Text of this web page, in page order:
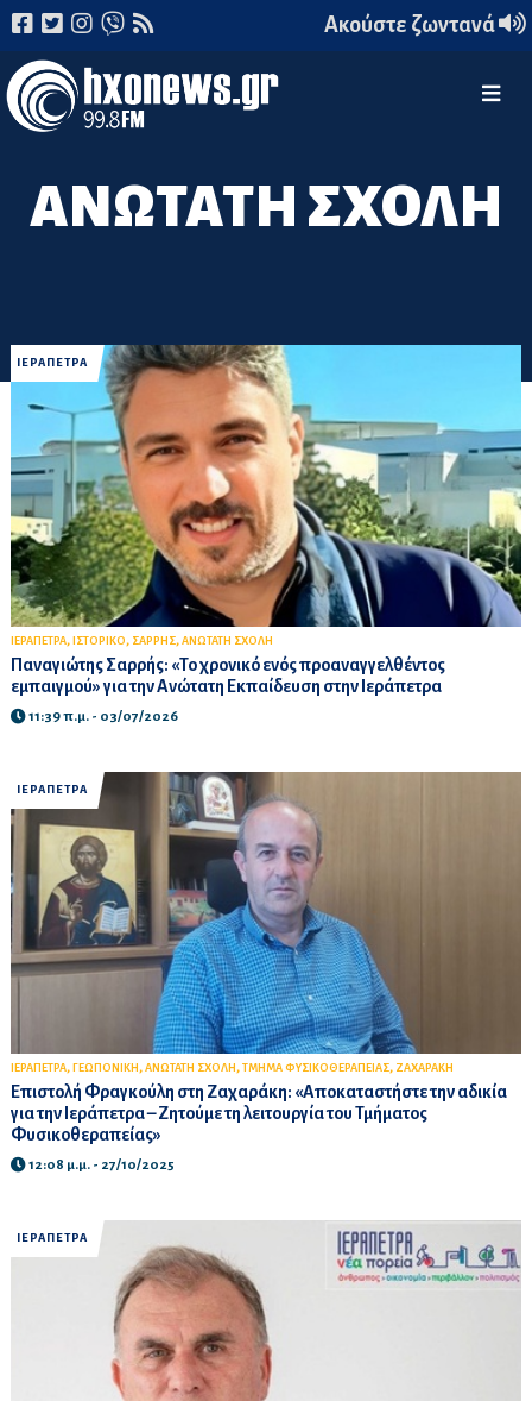
Ακούστε ζωντανά
ΑΝΩΤΑΤΗ ΣΧΟΛΗ
ΙΕΡΑΠΕΤΡΑ
ΙΕΡΑΠΕΤΡΑ, ΙΣΤΟΡΙΚΟ, ΣΑΡΡΗΣ, ΑΝΩΤΑΤΗ ΣΧΟΛΗ
Παναγιώτης Σαρρής: «Το χρονικό ενός προαναγγελθέντος
εμπαιγμού» για την Ανώτατη Εκπαίδευση στην Ιεράπετρα
11:39 π.μ. - 03/07/2026
ΙΕΡΑΠΕΤΡΑ
ΙΕΡΑΠΕΤΡΑ, ΓΕΩΠΟΝΙΚΗ , ΑΝΩΤΑΤΗ ΣΧΟΛΗ , ΤΜΗΜΑ ΦΥΣΙΚΟΘΕΡΑΠΕΙΑΣ, ΖΑΧΑΡΑΚΗ
Επιστολή Φραγκούλη στη Ζαχαράκη: «Αποκαταστήστε την αδικία
για την Ιεράπετρα – Ζητούμε τη λειτουργία του Τμήματος
Φυσικοθεραπείας»
12:08 μ.μ. - 27/10/2025
ΙΕΡΑΠΕΤΡΑ